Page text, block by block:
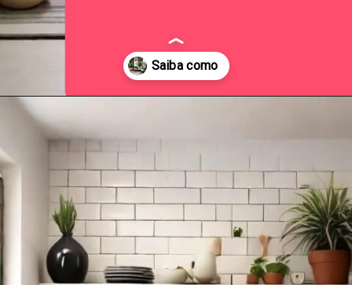
Opening